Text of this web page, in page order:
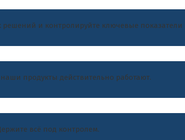
и контролируйте ключевые показатели
продукты действительно работают.
всё под контролем.